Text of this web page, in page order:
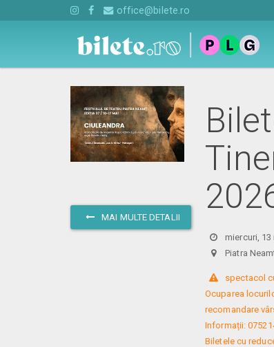
office@bilete.ro
MAI MULTE DETALII
miercuri, 13
Piatra
spectacol
Ocuparea
recomandare
Informații:
Biletele cu